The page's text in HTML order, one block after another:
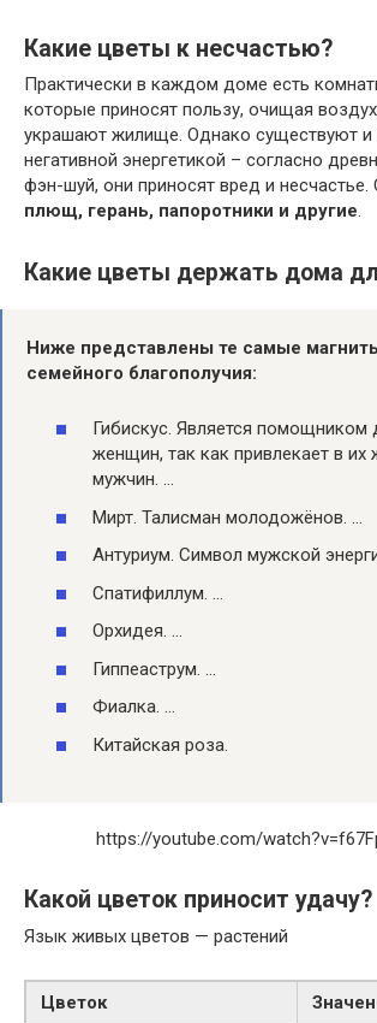
Какие цветы к несчастью?
Практически в каждом доме есть
которые приносят пользу, очищая
украшают жилище. Однако существуют и
негативной энергетикой – согласно
фэн-шуй, они приносят вред и несчастье.
плющ, герань, папоротники и другие.
Какие цветы держать дома
Ниже представлены те самые
семейного благополучия:
Гибискус. Является помощником
женщин, так как привлекает в их
мужчин. …
Мирт. Талисман молодожёнов. …
Антуриум. Символ мужской
Спатифиллум. …
Орхидея. …
Гиппеаструм. …
Фиалка. …
Китайская роза.
https://youtube.com/
Какой цветок приносит удачу?
Язык живых цветов — растений
Цветок